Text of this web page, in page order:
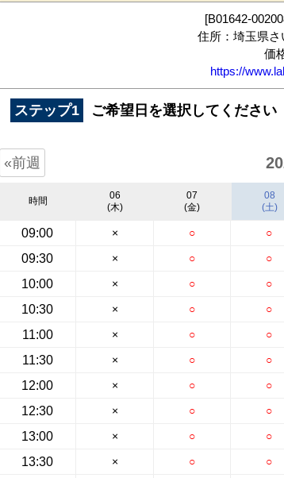
[B01642-
住所：埼玉県さ
価
https://
ステップ1 ご希望日を選択してください
«前週
時間
09:00
09:30
10:00
10:30
11:00
11:30
12:00
12:30
13:00
13:30
06
(木)
×
×
×
×
×
×
×
×
×
×
07
(金)
○
○
○
○
○
○
○
○
○
○
08
(土)
○
○
○
○
○
○
○
○
○
○